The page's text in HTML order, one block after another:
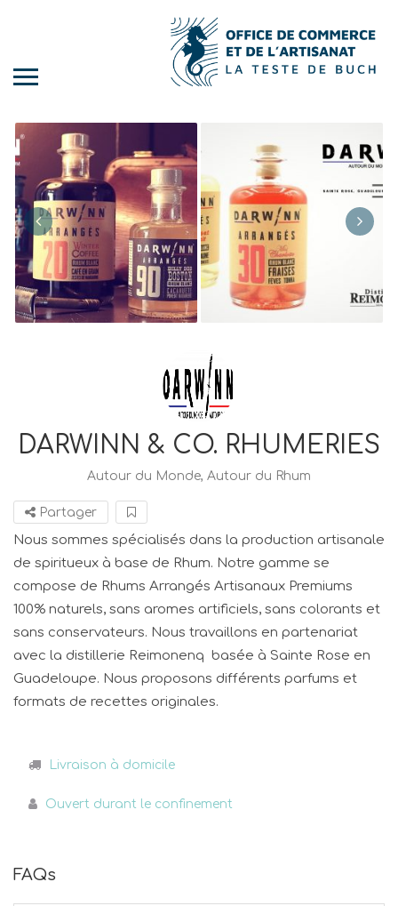
DARWINN & CO. RHUMERIES
Autour du Monde, Autour du Rhum
Partager
Nous sommes spécialisés dans la production artisanale
de spiritueux à base de Rhum. Notre gamme se
compose de Rhums Arrangés Artisanaux Premiums
100% naturels, sans aromes artificiels, sans colorants et
sans conservateurs. Nous travaillons en partenariat
avec la distillerie Reimonenq basée à Sainte Rose en
Guadeloupe. Nous proposons différents parfums et
formats de recettes originales.
Livraison à domicile
Ouvert durant le confinement
FAQs